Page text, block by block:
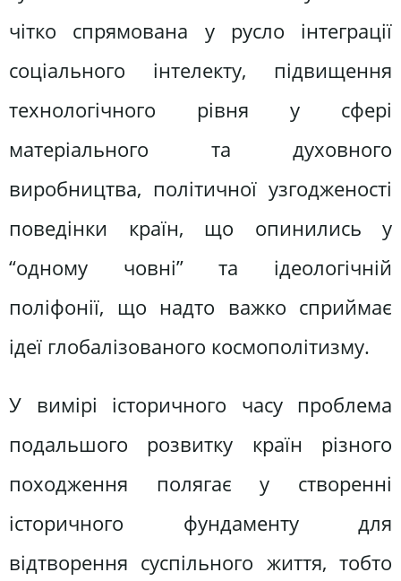
чітко спрямована у русло інтеграції
соціального інтелекту, підвищення
технологічного рівня у сфері
матеріального та духовного
виробництва, політичної узгодженості
поведінки країн, що опинились у
“одному човні” та ідеологічній
поліфонії, що надто важко сприймає
ідеї глобалізованого космополітизму.
У вимірі історичного часу проблема
подальшого розвитку країн різного
походження полягає у створенні
історичного фундаменту для
відтворення суспільного життя, тобто